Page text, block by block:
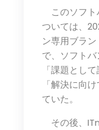
このソフト
ついては、
ン専用ブラ
で、ソフト
「課題とし
「解決に向
ていた。
その後、